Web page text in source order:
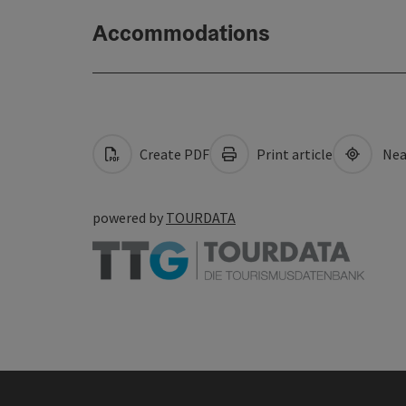
Accommodations
Create PDF Print article
powered by TOURDATA